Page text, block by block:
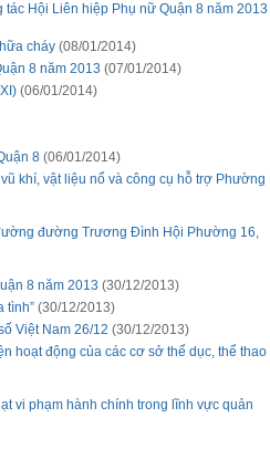
Hội Liên hiệp Phụ nữ Quận 8 năm 2013
cháy (08/01/2014)
8 năm 2013 (07/01/2014)
(06/01/2014)
8 (06/01/2014)
khí, vật liệu nổ và công cụ hỗ trợ Phường
đường Trương Đình Hội Phường 16,
8 năm 2013 (30/12/2013)
tình” (30/12/2013)
Việt Nam 26/12 (30/12/2013)
hoạt động của các cơ sở thể dục, thể thao
vi phạm hành chính trong lĩnh vực quản